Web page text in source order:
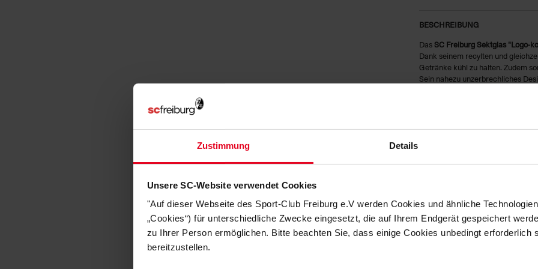
Zustimmung Details
Unsere SC-Website verwendet Cookies
"Auf dieser Webseite des Sport-Club Freiburg e.V werden Cookies und ähnliche
„Cookies“) für unterschiedliche Zwecke eingesetzt, die auf Ihrem Endgerät gespeichert
zu Ihrer Person ermöglichen. Bitte beachten Sie, dass einige Cookies unbedingt erforderlich
bereitzustellen.
BESCHREIBUNG
Das SCFreiburg Sektglas "Logo-
Dank seinem recylten und
Getränke kühl zu halten. Zudem
Sein nahezu unzerbrechliches
aufgebracht befindet sich zudem
Gäste wissen, welcher Verein
KUNDENBEWERTUNGEN (0)
Artikelnummer: 23-100182